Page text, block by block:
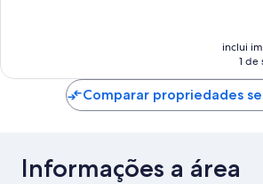
inclui
1 de
Comparar propriedades
Informações a área